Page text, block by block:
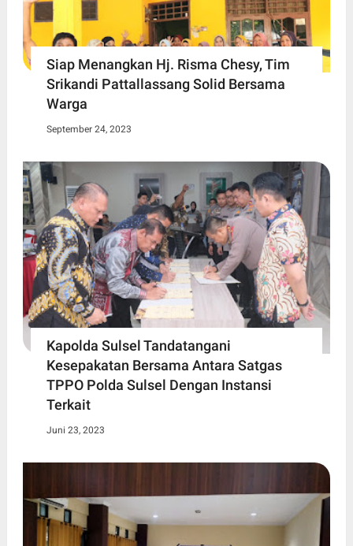
Siap Menangkan Hj. Risma Chesy, Tim
Srikandi Pattallassang Solid Bersama
Warga
September 24, 2023
Kapolda Sulsel Tandatangani
Kesepakatan Bersama Antara Satgas
TPPO Polda Sulsel Dengan Instansi
Terkait
Juni 23, 2023